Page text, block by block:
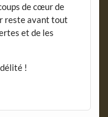
de cœur de
reste avant tout
et de les
!